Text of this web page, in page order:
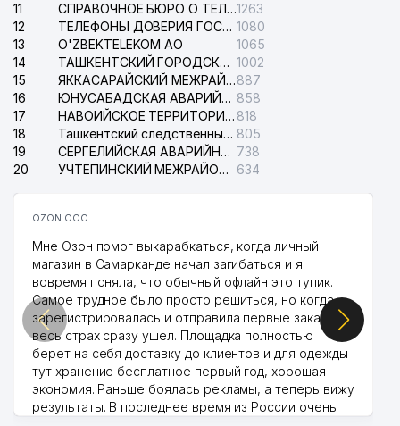
11
СПРАВОЧНОЕ БЮРО О ТЕЛЕФОНАХ ОРГАНИЗАЦИЙ г. ТАШКЕНТА1263
12
ТЕЛЕФОНЫ ДОВЕРИЯ ГОСУДАРСТВЕННОГО ЦЕНТРА ТЕСТИРОВАНИЯ 1080
13
O'ZBEKTELEKOM АО
1065
14
ТАШКЕНТСКИЙ ГОРОДСКОЙ СУД ПО ГРАЖДАНСКИМ ДЕЛАМ 1002
15
ЯККАСАРАЙСКИЙ МЕЖРАЙОННЫЙ СУД ПО ГРАЖДАНСКИМ ДЕЛАМ887
16
ЮНУСАБАДСКАЯ АВАРИЙНАЯ СЛУЖБА ЭЛЕКТРОСЕТИ 858
17
НАВОИЙСКОЕ ТЕРРИТОРИАЛЬНОЕ ПРЕДПРИЯТИЕ ЭЛЕКТРОСЕТИ АО 818
18
Ташкентский следственный изолятор 805
19
СЕРГЕЛИЙСКАЯ АВАРИЙНАЯ СЛУЖБА ЭЛЕКТРОСЕТИ 738
20
УЧТЕПИНСКИЙ МЕЖРАЙОННЫЙ СУД ПО ГРАЖДАНСКИМ ДЕЛАМ 634
OZON ООО
Мне Озон помог выкарабкаться, когда личный
магазин в Самарканде начал загибаться и я
вовремя поняла, что обычный офлайн это тупик.
Самое трудное было просто решиться, но когда
зарегистрировалась и отправила первые заказы,
весь страх сразу ушел. Площадка полностью
берет на себя доставку до клиентов и для одежды
тут хранение бесплатное первый год, хорошая
экономия. Раньше боялась рекламы, а теперь вижу
результаты. В последнее время из России очень